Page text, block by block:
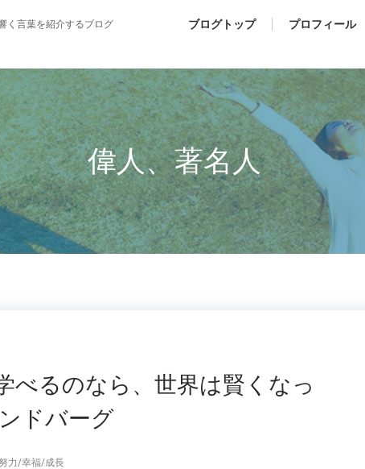
く言葉を紹介するブログ ブログトップ プロフィール
偉人、著名人
べるのなら、世界は賢くなっ
ドバーグ
努力/幸福/成長